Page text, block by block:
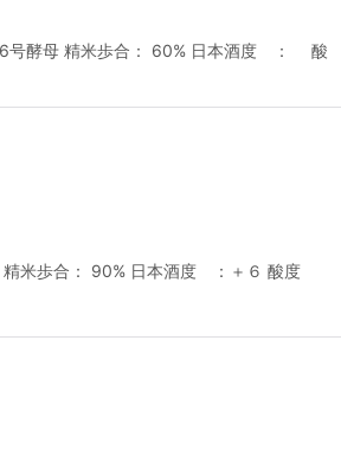
号酵母 精米歩合： 60% 日本酒度 ： 酸
精米歩合： 90% 日本酒度 ：＋６ 酸